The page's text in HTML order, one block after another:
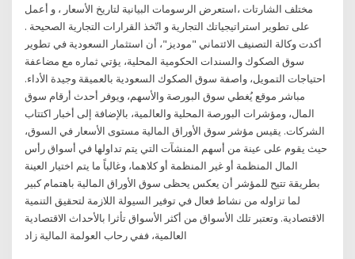
مختلف الشارتات ،استعرض الرسومات البيانية لتاريخ الأسعار ، و أعمل
على تطوير استراتيجياتك التجارية و اتّخذ القرارات التجارية الصحيحة .
أكدت وكالة التصنيف الائتماني "موديز"، أن استثمار السعودية في تطوير
سوق الصكوك والسندات الحكومية المحلية، يؤتي ثماره مع مضاعفة
احتياجات التمويل، واصفة سوق الصكوك السعودية بالعميقة وجيدة الأداء.
مباشر موقع يُغطي سوق البورصة والأسهم، ويوفر أحدث أرقام سوق
المال، ومؤشرات البورصة المحلية والعالمية، بالإضافة إلى أخبار اكتتاب
الشركات. يقيس مؤشر سوق الأوراق المالية مستوى الأسعار في السوق،
حيث يقوم على عينة من أسهم المنشآت التي يتم تداولها في أسواق رأس
المال المنظمة أو غير المنظمة أو كلاهما، وغالباً ما يتم اختيار العينة
بطريقة تتيح للمؤشر أن يعكس يحظى سوق الأوراق المالية باهتمام كبير
لما تزاوله من نشاط فعال في توفير السيولة اللازمة لتحقيق التنمية
الاقتصادية. وتعتبر تلك الأسواق من أكثر الأسواق تأثرا بالأحداث الاقتصادية
العالمية، ففي رحاب العولمة المالية زاد